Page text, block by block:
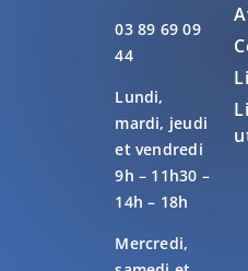
03 89 69 09
44
Lundi,
mardi, jeudi
et vendredi
9h – 11h30 –
14h – 18h
Mercredi,